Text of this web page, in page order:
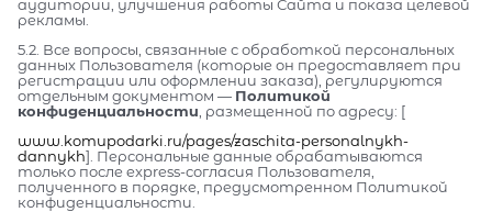
аудитории, улучшения работы Сайта и показа целевой
рекламы.
5.2. Все вопросы, связанные с обработкой персональных
данных Пользователя (которые он предоставляет при
регистрации или оформлении заказа), регулируются
отдельным документом — Политикой
конфиденциальности , размещенной по адресу: [
www.komupodarki.ru/pages/zaschita-personalnykh-
dannykh]. Персональные данные обрабатываются
только после express-согласия Пользователя,
полученного в порядке, предусмотренном Политикой
конфиденциальности.